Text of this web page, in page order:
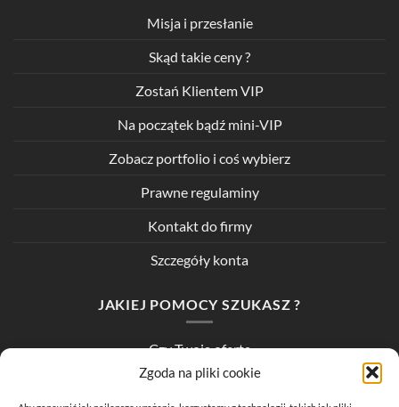
Zgoda na pliki cookie
Misja i przesłanie
Skąd takie ceny ?
Zostań Klientem VIP
Na początek bądź mini-VIP
Zobacz portfolio i coś wybierz
Prawne regulaminy
Kontakt do firmy
Szczegóły konta
JAKIEJ POMOCY SZUKASZ ?
Czy Twoja oferta
wygląda kiepsko ?